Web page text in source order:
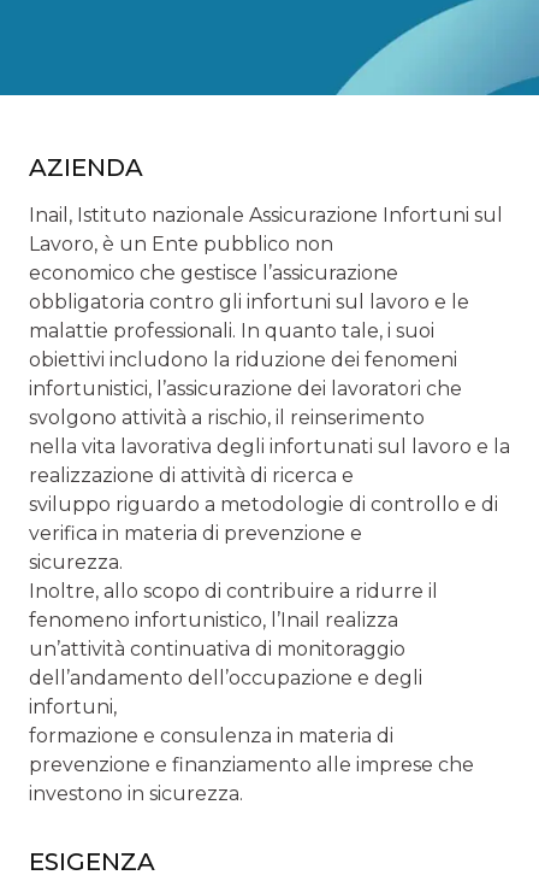
AZIENDA
Inail, Istituto nazionale Assicurazione Infortuni sul
Lavoro, è un Ente pubblico non
economico che gestisce l’assicurazione
obbligatoria contro gli infortuni sul lavoro e le
malattie professionali. In quanto tale, i suoi
obiettivi includono la riduzione dei fenomeni
infortunistici, l’assicurazione dei lavoratori che
svolgono attività a rischio, il reinserimento
nella vita lavorativa degli infortunati sul lavoro e la
realizzazione di attività di ricerca e
sviluppo riguardo a metodologie di controllo e di
verifica in materia di prevenzione e
sicurezza.
Inoltre, allo scopo di contribuire a ridurre il
fenomeno infortunistico, l’Inail realizza
un’attività continuativa di monitoraggio
dell’andamento dell’occupazione e degli
infortuni,
formazione e consulenza in materia di
prevenzione e finanziamento alle imprese che
investono in sicurezza.
ESIGENZA